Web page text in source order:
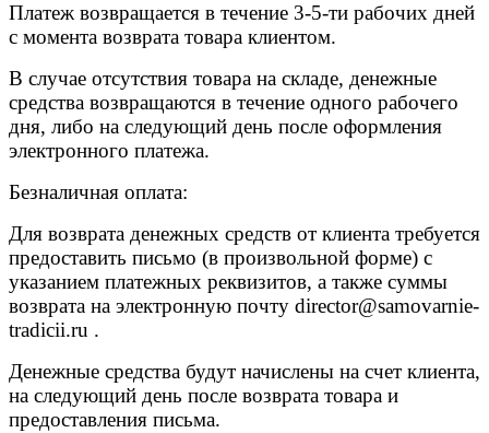
Платеж возвращается в течение 3-5-ти рабочих дней
с момента возврата товара клиентом.
В случае отсутствия товара на складе, денежные
средства возвращаются в течение одного рабочего
дня, либо на следующий день после оформления
электронного платежа.
Безналичная оплата:
Для возврата денежных средств от клиента требуется
предоставить письмо (в произвольной форме) с
указанием платежных реквизитов, а также суммы
возврата на электронную почту director@samovarnie-
tradicii.ru .
Денежные средства будут начислены на счет клиента,
на следующий день после возврата товара и
предоставления письма.